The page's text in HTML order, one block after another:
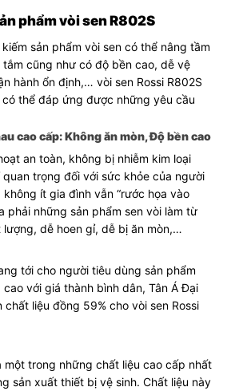
phẩm vòi sen R802S
sản phẩm vòi sen có thể nâng tầm
cũng như có độ bền cao, dễ vệ
hành ổn định,… vòi sen Rossi R802S
có thể đáp ứng được những yêu cầu
cao cấp: Không ăn mòn, Độ bền cao
an toàn, không bị nhiễm kim loại
trọng đối với sức khỏe của người
ít gia đình vẫn “rước họa vào
phải những sản phẩm sen vòi làm từ
dễ hoen gỉ, dễ bị ăn mòn,…
tới cho người tiêu dùng sản phẩm
với giá thành bình dân, Tân Á Đại
chất liệu đồng 59% cho vòi sen Rossi
trong những chất liệu cao cấp nhất
sản xuất thiết bị vệ sinh. Chất liệu này